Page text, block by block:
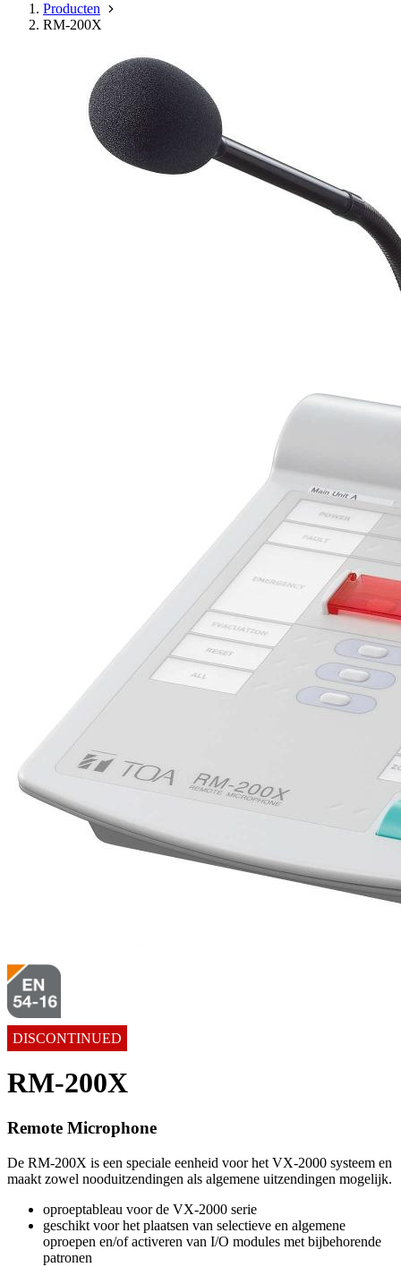
Producten
RM-200X
DISCONTINUED
RM-200X
Remote Microphone
De RM-200X is een speciale eenheid voor het VX-2000 systeem en
maakt zowel nooduitzendingen als algemene uitzendingen mogelijk.
oproeptableau voor de VX-2000 serie
geschikt voor het plaatsen van selectieve en algemene
oproepen en/of activeren van I/O modules met bijbehorende
patronen